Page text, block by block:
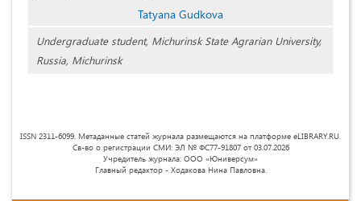
Tatyana Gudkova
Undergraduate student, Michurinsk State Agrarian University,
Russia, Michurinsk
ISSN 2311-6099. Метаданные статей журнала размещаются на платформе eLIBRARY.RU.
Св-во о регистрации СМИ: ЭЛ № ФС77-91807 от 03.07.2026
Учредитель журнала: ООО «Юниверсум»
Главный редактор - Ходакова Нина Павловна.